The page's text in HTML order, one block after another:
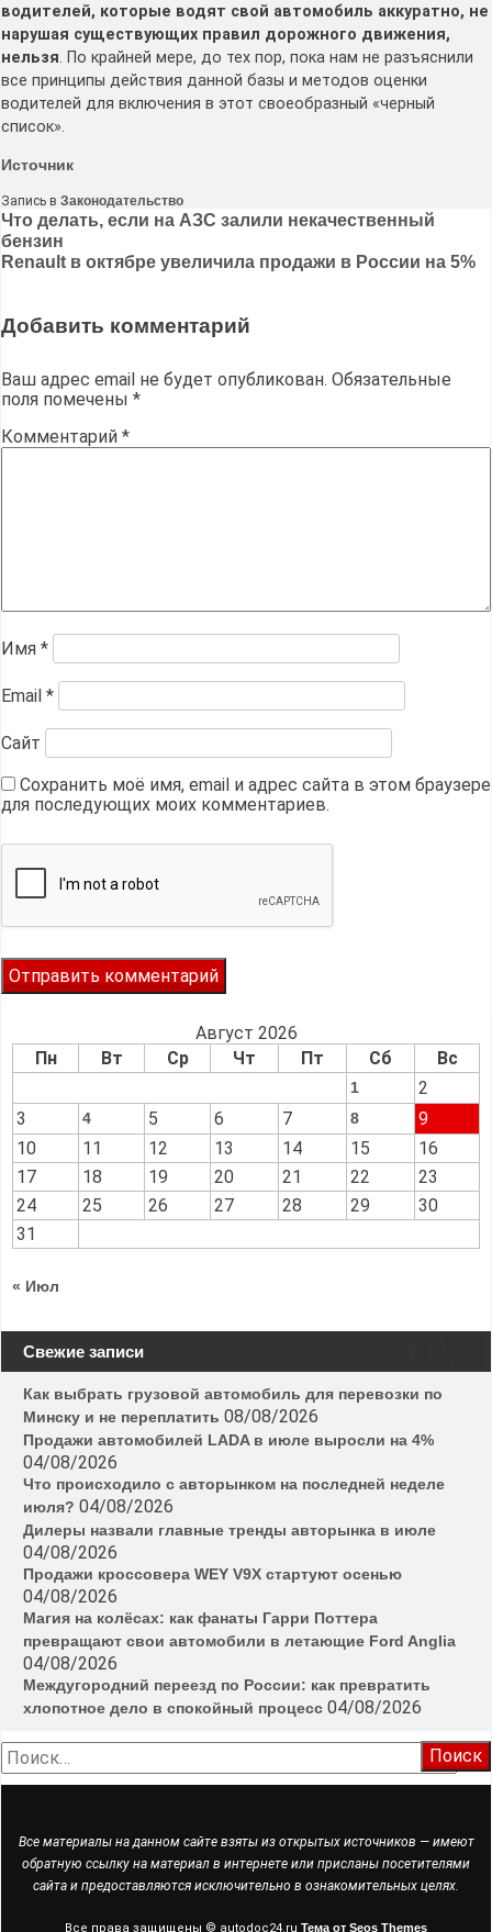
водителей, которые водят свой автомобиль аккуратно, не
нарушая существующих правил дорожного движения,
нельзя. По крайней мере, до тех пор, пока нам не разъяснили
все принципы действия данной базы и методов оценки
водителей для включения в этот своеобразный «черный
список».
Источник
Запись в Законодательство
Навигация
по
Что делать, если на АЗС залили некачественный
бензин
Renault в октябре увеличила продажи в России на 5%
Добавить комментарий
Ваш адрес email не будет опубликован. Обязательные
поля помечены *
Комментарий *
Имя *
Email *
Сайт
Сохранить моё имя, email и адрес сайта в этом браузере
для последующих моих комментариев.
Август 2026
Пн
Вт Ср Чт Пт Сб Вс
1
2
3
4 5 6 7 8
9
10
11 12 13 14 15
16
17
18 19 20 21 22
23
24
25 26 27 28 29
30
31
« Июл
Свежие записи
Как выбрать грузовой автомобиль для перевозки по
Минску и не переплатить 08/08/2026
Продажи автомобилей LADA в июле выросли на 4%
04/08/2026
Что происходило с авторынком на последней неделе
июля? 04/08/2026
Дилеры назвали главные тренды авторынка в июле
04/08/2026
Продажи кроссовера WEY V9X стартуют осенью
04/08/2026
Магия на колёсах: как фанаты Гарри Поттера
превращают свои автомобили в летающие Ford Anglia
04/08/2026
Междугородний переезд по России: как превратить
хлопотное дело в спокойный процесс 04/08/2026
Найти:
Все материалы на данном сайте взяты из открытых источников — имеют
обратную ссылку на материал в интернете или присланы посетителями
сайта и предоставляются исключительно в ознакомительных целях.
Все права защищены © autodoc24.ru Тема от Seos Themes